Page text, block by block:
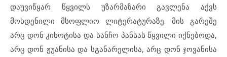
დაუვიწყარ წყვილს უზარმაზარი გავლენა აქვს
მოხდენილი მსოფლიო ლიტერატურაზე. მის გარეშე
არც დონ კიხოტისა და სანჩო პანსას წყვილი იქნებოდა,
არც დონ ჟუანისა და სგანარელისა, არც დონ ჯოვანისა